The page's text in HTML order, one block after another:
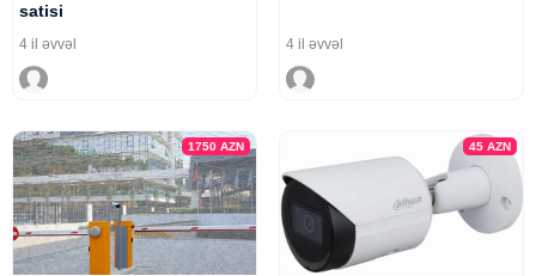
satisi
4 il əvvəl 4 il əvvəl
1750AZN 45 AZN